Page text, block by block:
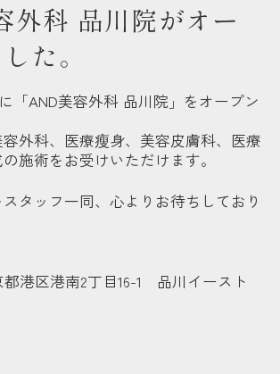
外科 品川院がオー
た。
に「AND美容外科 品川院」をオープン
外科、医療瘦身、美容皮膚科、医療
施術をお受けいただけます。
タッフ一同、心よりお待ちしており
都港区港南2丁目16-1 品川イースト